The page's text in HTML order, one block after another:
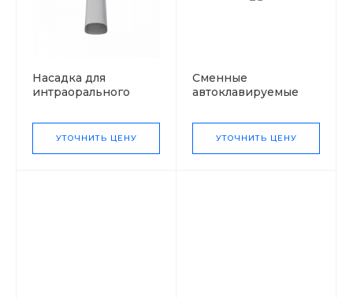
Насадка для
интраорального
шт.
УТОЧНИТЬ ЦЕНУ
Сменные
автоклавируемые
Medit i500, 4 шт.
УТОЧНИТЬ ЦЕНУ